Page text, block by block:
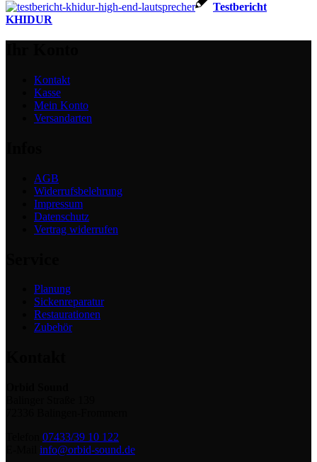
Testbericht
KHIDUR
Kontakt
Kasse
Mein Konto
Versandarten
AGB
Widerrufsbelehrung
Impressum
Datenschutz
Vertrag widerrufen
Planung
Sickenreparatur
Restaurationen
Zubehör
07433/39 10 122
info@orbid-sound.de